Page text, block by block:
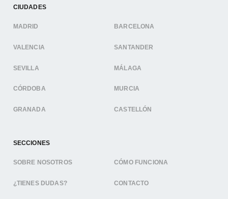
CIUDADES
MADRID BARCELONA
VALENCIA SANTANDER
SEVILLA MÁLAGA
CÓRDOBA MURCIA
GRANADA CASTELLÓN
SECCIONES
SOBRE NOSOTROS CÓMO FUNCIONA
¿TIENES DUDAS? CONTACTO